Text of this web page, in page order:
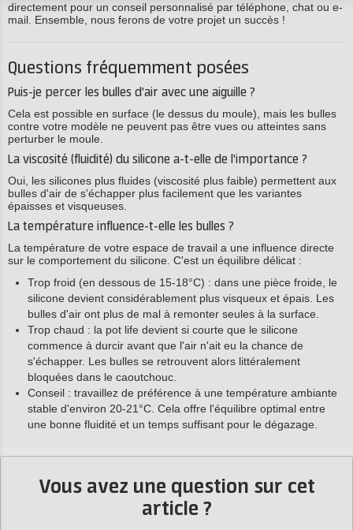
directement pour un conseil personnalisé par téléphone, chat ou e-
mail. Ensemble, nous ferons de votre projet un succès !
Questions fréquemment posées
Puis-je percer les bulles d'air avec une aiguille ?
Cela est possible en surface (le dessus du moule), mais les bulles
contre votre modèle ne peuvent pas être vues ou atteintes sans
perturber le moule.
La viscosité (fluidité) du silicone a-t-elle de l'importance ?
Oui, les silicones plus fluides (viscosité plus faible) permettent aux
bulles d'air de s'échapper plus facilement que les variantes
épaisses et visqueuses.
La température influence-t-elle les bulles ?
La température de votre espace de travail a une influence directe
sur le comportement du silicone. C'est un équilibre délicat :
Trop froid (en dessous de 15-18°C) : dans une pièce froide, le
silicone devient considérablement plus visqueux et épais. Les
bulles d'air ont plus de mal à remonter seules à la surface.
Trop chaud : la pot life devient si courte que le silicone
commence à durcir avant que l'air n'ait eu la chance de
s'échapper. Les bulles se retrouvent alors littéralement
bloquées dans le caoutchouc.
Conseil : travaillez de préférence à une température ambiante
stable d'environ 20-21°C. Cela offre l'équilibre optimal entre
une bonne fluidité et un temps suffisant pour le dégazage.
Vous avez une question sur cet
article ?